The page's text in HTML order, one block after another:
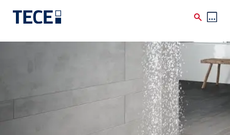
Skip to main content